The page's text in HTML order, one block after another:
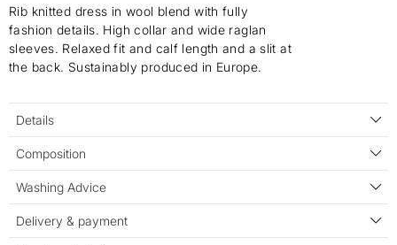
Rib knitted dress in wool blend with fully
fashion details. High collar and wide raglan
sleeves. Relaxed fit and calf length and a slit at
the back. Sustainably produced in Europe.
Details
Composition
Washing Advice
Delivery & payment